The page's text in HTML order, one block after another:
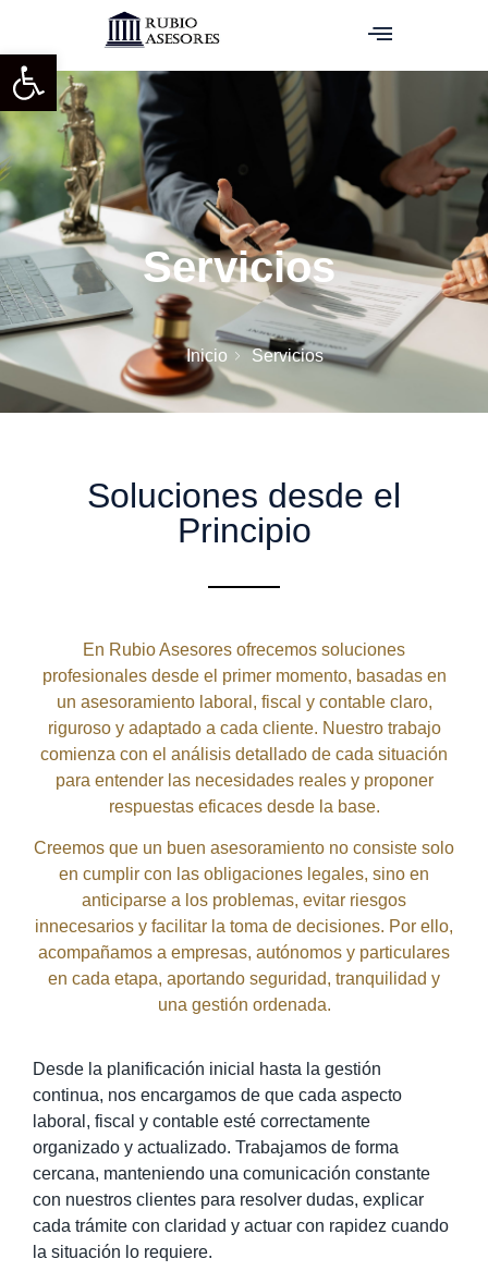
Abrir barra de herramientas
Servicios
Inicio Servicios
Soluciones desde el
Principio
En Rubio Asesores ofrecemos soluciones
profesionales desde el primer momento, basadas en
un asesoramiento laboral, fiscal y contable claro,
riguroso y adaptado a cada cliente. Nuestro trabajo
comienza con el análisis detallado de cada situación
para entender las necesidades reales y proponer
respuestas eficaces desde la base.
Creemos que un buen asesoramiento no consiste solo
en cumplir con las obligaciones legales, sino en
anticiparse a los problemas, evitar riesgos
innecesarios y facilitar la toma de decisiones. Por ello,
acompañamos a empresas, autónomos y particulares
en cada etapa, aportando seguridad, tranquilidad y
una gestión ordenada.
Desde la planificación inicial hasta la gestión
continua, nos encargamos de que cada aspecto
laboral, fiscal y contable esté correctamente
organizado y actualizado. Trabajamos de forma
cercana, manteniendo una comunicación constante
con nuestros clientes para resolver dudas, explicar
cada trámite con claridad y actuar con rapidez cuando
la situación lo requiere.